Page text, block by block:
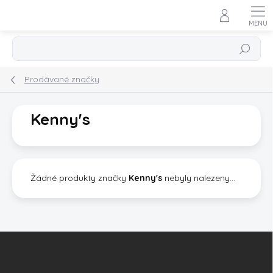
Hledat
Prodávané značky
Kenny's
Žádné produkty značky Kenny's nebyly nalezeny...